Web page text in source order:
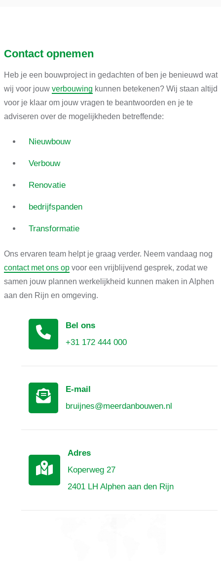
Contact opnemen
Heb je een bouwproject in gedachten of ben je benieuwd wat
wij voor jouw verbouwing kunnen betekenen? Wij staan altijd
voor je klaar om jouw vragen te beantwoorden en je te
adviseren over de mogelijkheden betreffende:
Nieuwbouw
Verbouw
Renovatie
bedrijfspanden
Transformatie
Ons ervaren team helpt je graag verder. Neem vandaag nog
contact met ons opvoor een vrijblijvend gesprek, zodat we
samen jouw plannen werkelijkheid kunnen maken in Alphen
aan den Rijn en omgeving.
Bel ons
+31 172 444 000
E-mail
bruijnes@meerdanbouwen.nl
Adres
Koperweg 27
2401 LH Alphen aan den Rijn